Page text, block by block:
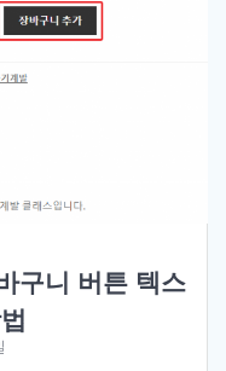
구니 버튼 텍스